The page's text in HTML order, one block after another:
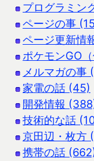
プログラミン
ページの事
ページ更新情
ポケモンGO
メルマガの事
家電の話 (45)
開発情報
技術的な話
京田辺・枚方
携帯の話